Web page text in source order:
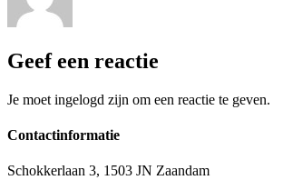
Geef een reactie
Je moet ingelogd zijn om een reactie te geven.
Contactinformatie
Schokkerlaan 3, 1503 JN Zaandam